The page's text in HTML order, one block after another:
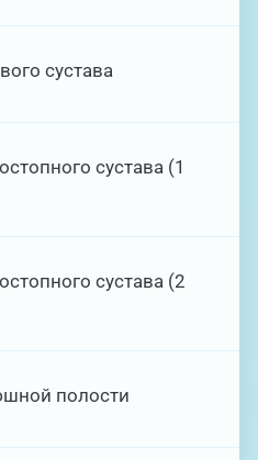
сустава
сустава (1
сустава (2
полости